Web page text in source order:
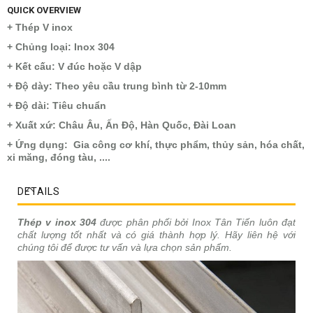
QUICK OVERVIEW
+ Thép V inox
+ Chủng loại: Inox 304
+ Kết cấu: V đúc hoặc V dập
+ Độ dày: Theo yêu cầu trung bình từ 2-10mm
+ Độ dài: Tiêu chuẩn
+ Xuất xứ: Châu Âu, Ấn Độ, Hàn Quốc, Đài Loan
+ Ứng dụng: Gia công cơ khí, thực phẩm, thủy sản, hóa chất,
xi măng, đóng tàu, ....
DETAILS
Thép v inox 304 được phân phối bởi Inox Tân Tiến luôn đạt
chất lượng tốt nhất và có giá thành hợp lý. Hãy liên hệ với
chúng tôi để được tư vấn và lựa chọn sản phẩm.